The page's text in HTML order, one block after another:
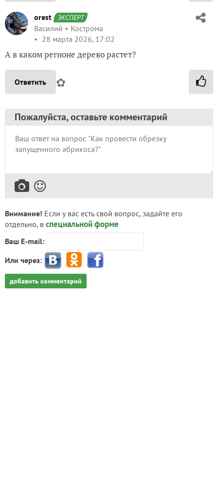
orest ЭКСПЕРТ
Василий
Кострома
28 марта 2026, 17:02
А в каком регионе дерево растет?
Ответить ✿
Пожалуйста, оставьте комментарий
Внимание! Если у вас есть свой вопрос, задайте его
отдельно, в специальной форме
Ваш E-mail:
Или через:
добавить комментарий